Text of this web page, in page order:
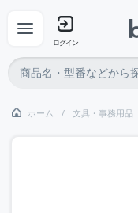
ログイン
ホーム 文具・事務用品